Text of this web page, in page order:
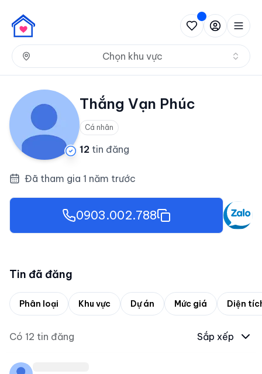
Chọn khu vực
Thắng Vạn Phúc
Cá nhân
12 tin đăng
Đã tham gia 1 năm trước
0903.002.788
Tin đã đăng
Phân loại Khu vực Dự án Mức giá Diện
Có 12 tin đăng Sắp xếp